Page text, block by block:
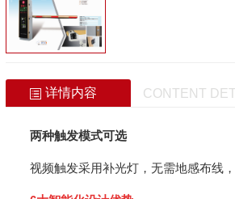
详情内容 CONTENT
两种触发模式可选
视频触发采用补光灯，无需地感布线